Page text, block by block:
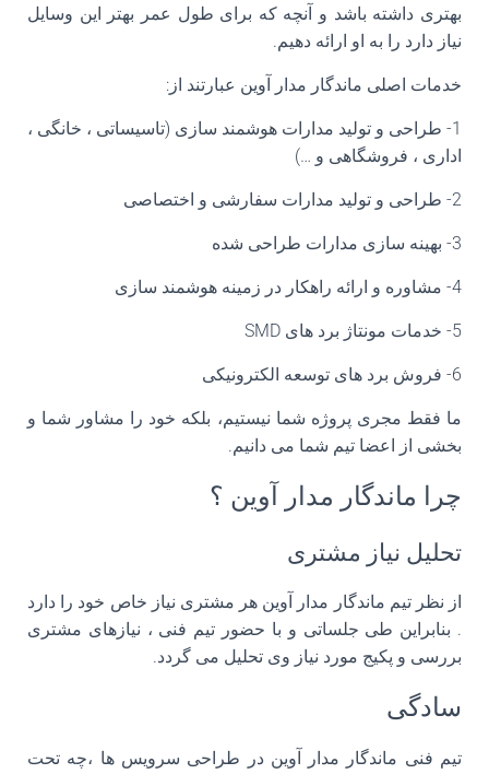
بهتری داشته باشد و آنچه که برای طول عمر بهتر این وسایل
نیاز دارد را به او ارائه دهیم.
خدمات اصلی ماندگار مدار آوین عبارتند از:
1- طراحی و تولید مدارات هوشمند سازی (تاسیساتی ، خانگی ،
اداری ، فروشگاهی و …)
2- طراحی و تولید مدارات سفارشی و اختصاصی
3- بهینه سازی مدارات طراحی شده
4- مشاوره و ارائه راهکار در زمینه هوشمند سازی
5- خدمات مونتاژ برد های SMD
6- فروش برد های توسعه الکترونیکی
ما فقط مجری پروژه شما نیستیم، بلکه خود را مشاور شما و
بخشی از اعضا تیم شما می دانیم.
چرا ماندگار مدار آوین ؟
تحلیل نیاز مشتری
از نظر تیم ماندگار مدار آوین هر مشتری نیاز خاص خود را دارد
. بنابراین طی جلساتی و با حضور تیم فنی ، نیازهای مشتری
بررسی و پکیج مورد نیاز وی تحلیل می گردد.
سادگی
تیم فنی ماندگار مدار آوین در طراحی سرویس ها ،چه تحت